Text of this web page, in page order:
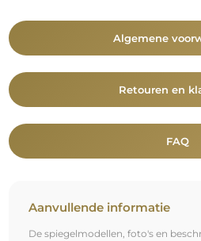
Algemene
Retouren en
FAQ
Aanvullende informatie
De spiegelmodellen, foto's en